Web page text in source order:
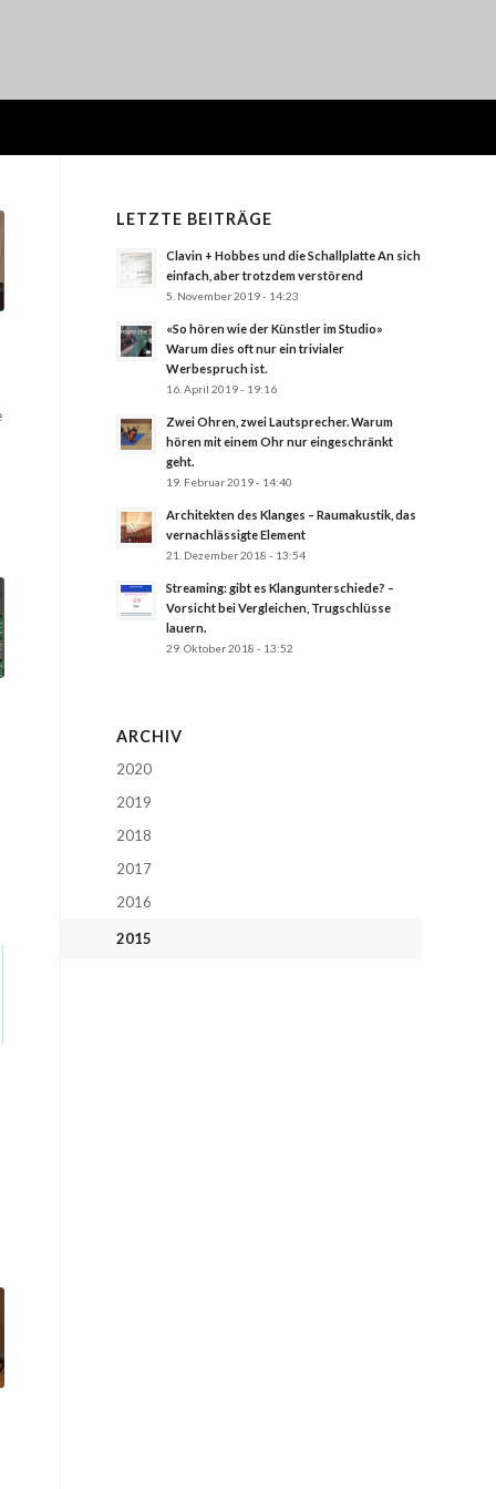
LETZTE BEITRÄGE
Clavin + Hobbes und die Schallplatte An sich
einfach, aber trotzdem verstörend
5. November 2019 - 14:23
«So hören wie der Künstler im Studio»
Warum dies oft nur ein trivialer
Werbespruch ist.
16. April 2019 - 19:16
Zwei Ohren, zwei Lautsprecher. Warum
hören mit einem Ohr nur eingeschränkt
geht.
19. Februar 2019 - 14:40
Architekten des Klanges – Raumakustik, das
vernachlässigte Element
21. Dezember 2018 - 13:54
Streaming: gibt es Klangunterschiede? –
Vorsicht bei Vergleichen, Trugschlüsse
lauern.
29. Oktober 2018 - 13:52
ARCHIV
2020
2019
2018
2017
2016
2015